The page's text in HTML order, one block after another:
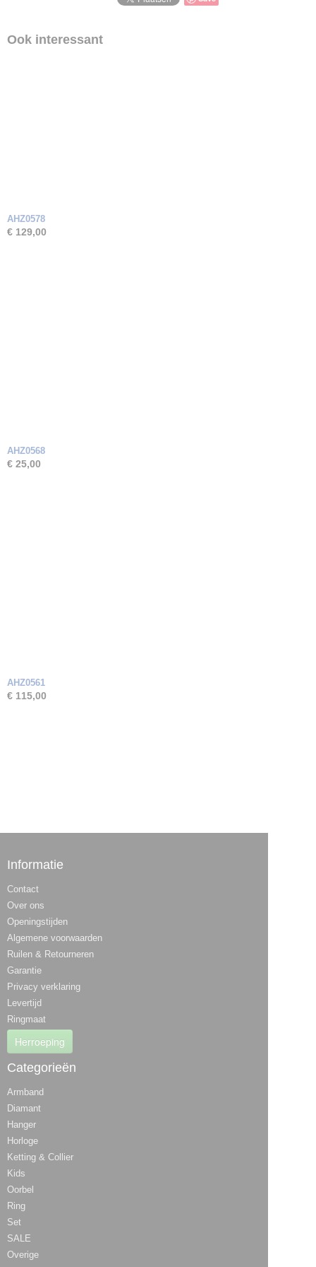
Ook interessant
AHZ0578
€ 129,00
AHZ0568
€ 25,00
AHZ0561
€ 115,00
Informatie
Contact
Over ons
Openingstijden
Algemene voorwaarden
Ruilen & Retourneren
Garantie
Privacy verklaring
Levertijd
Ringmaat
Herroeping
Categorieën
Armband
Diamant
Hanger
Horloge
Ketting & Collier
Kids
Oorbel
Ring
Set
SALE
Overige